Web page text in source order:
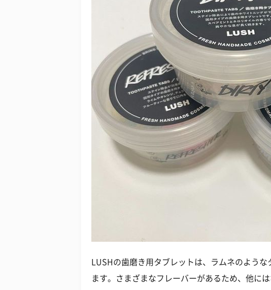
LUSHの歯磨き用タブレットは、ラムネのよう
ます。さまざまなフレーバーがあるため、他に